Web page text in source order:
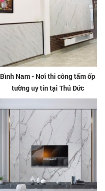
Bình Nam - Nơi thi công tấm ốp
tường uy tín tại Thủ Đức